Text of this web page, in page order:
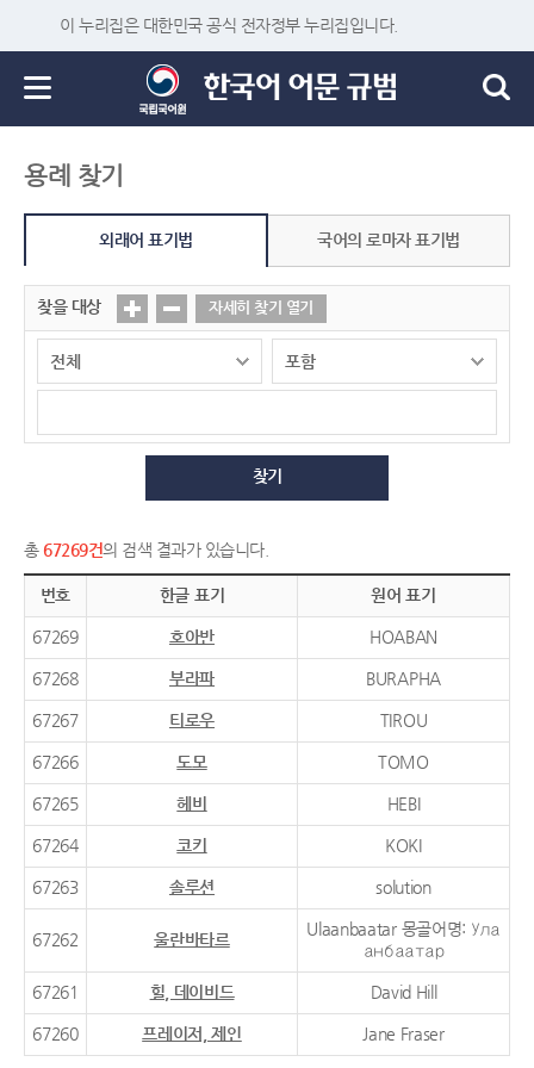
이 누리집은 대한민국 공식 전자정부 누리집입니다.
용례 찾기
외래어 표기법 국어의 로마자 표기법
찾을 대상 자세히 찾기 열기
찾기
총 67269건의 검색 결과가 있습니다.
번호 한글 표기 원어 표기
67269 호아반 HOABAN
67268 부라파 BURAPHA
67267 티로우 TIROU
67266 도모 TOMO
67265 헤비 HEBI
67264 코키 KOKI
67263 솔루션 solution
67262 울란바타르
Ulaanbaatar 몽골어명: Ула
анбаатар
67261 힐, 데이비드 David Hill
67260 프레이저, 제인 Jane Fraser